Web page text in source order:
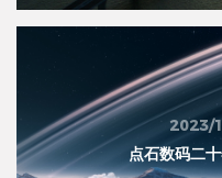
2023/
点石数码二